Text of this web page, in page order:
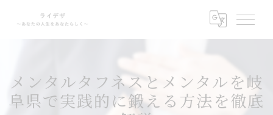
メンタルタフネスとメンタルを岐
阜県で実践的に鍛える方法を徹底